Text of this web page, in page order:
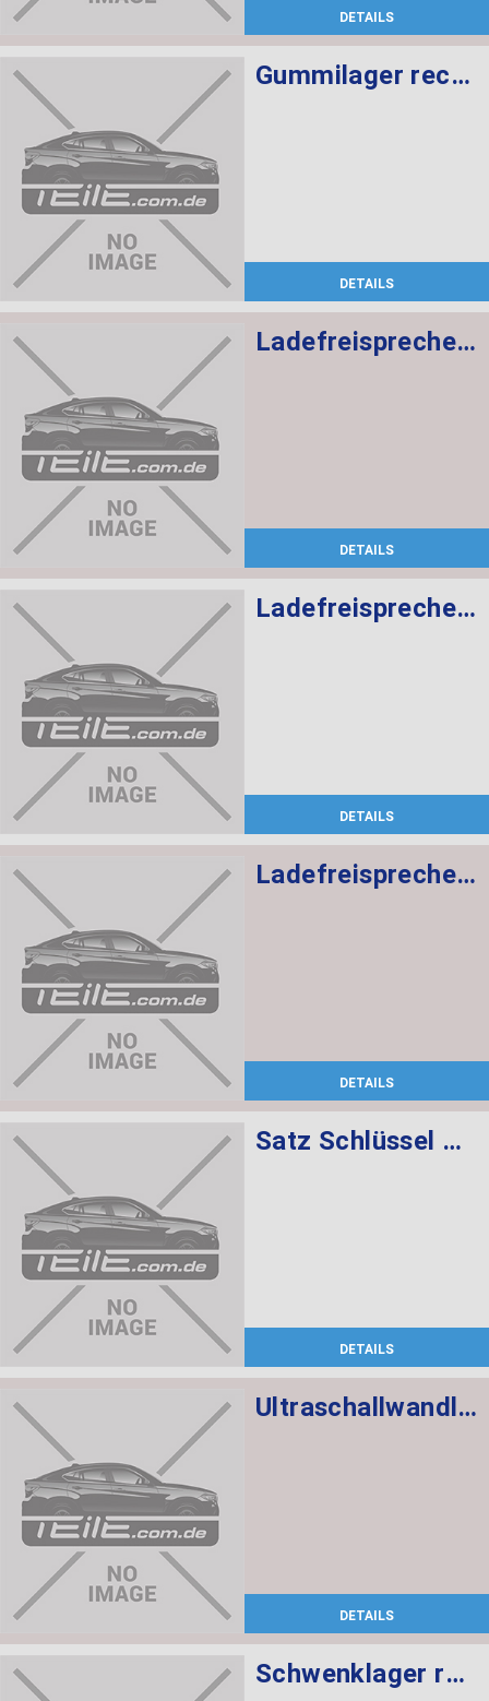
DETAILS
Gummilager rechts
DETAILS
Ladefreisprechelektronik High BASIS SVS MULF2
DETAILS
Ladefreisprechelektronik High BASIS SVS MULF2
DETAILS
Ladefreisprechelektronik High BASIS SVS MULF2
DETAILS
Satz Schlüssel mit CAS-Steuergerät 868 MHZ
DETAILS
Ultraschallwandler schwarz
DETAILS
Schwenklager rechts